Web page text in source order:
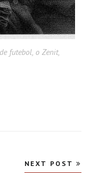
futebol, o Zenit,
NEXT POST